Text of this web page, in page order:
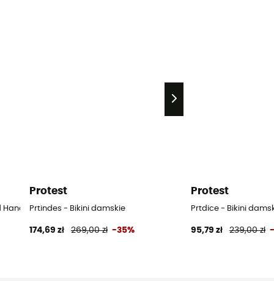
Spodenki damskie - Fioletowy - 36
Protest
Prtindes - Bikini damskie
174,69 zł 269,00 zł -35%
Protest
Prtdice - Bikini
95,79 zł 239,00 zł